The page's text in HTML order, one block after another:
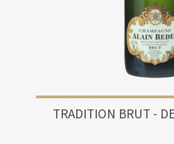
TRADITION BRUT -